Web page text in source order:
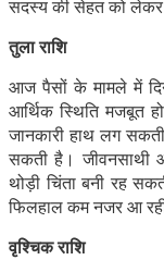
सदस्य की सेहत को लेकर
तुला राशि
आज पैसों के मामले में
आर्थिक स्थिति मजबूत
जानकारी हाथ लग
सकती है। जीवनसाथी
थोड़ी चिंता बनी रह
फिलहाल कम नजर आ
वृश्चिक राशि